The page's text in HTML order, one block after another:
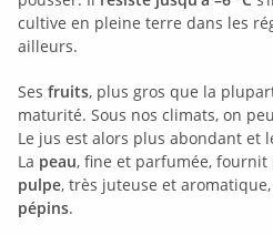
cultive en pleine terre dans les
ailleurs.
Ses fruits, plus gros que la
maturité. Sous nos climats, on
Le jus est alors plus abondant et
La peau, fine et parfumée, fournit
pulpe, très juteuse et
pépins.